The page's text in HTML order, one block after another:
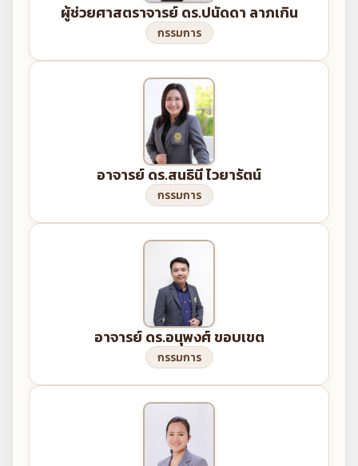
ผู้ช่วยศาสตราจารย์ ดร.ปนัดดา ลาภเกิน
กรรมการ
อาจารย์ ดร.สนธินี ไวยารัตน์
กรรมการ
อาจารย์ ดร.อนุพงศ์ ขอบเขต
กรรมการ